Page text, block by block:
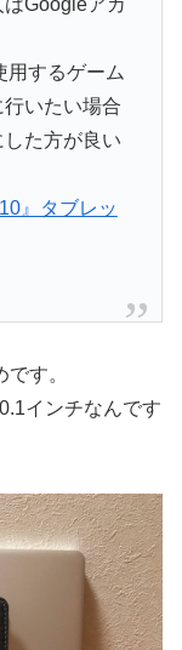
するゲーム
いたい場合
た方が良い
』タブレッ
す。
インチなんです